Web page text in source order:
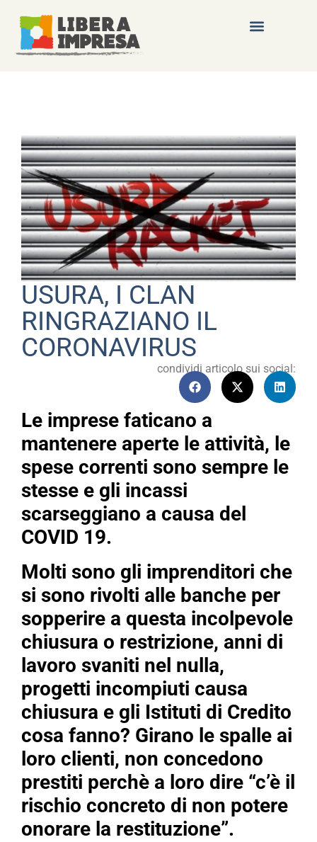
USURA, I CLAN
RINGRAZIANO IL
CORONAVIRUS
condividi articolo sui social:
Le imprese faticano a
mantenere aperte le attività, le
spese correnti sono sempre le
stesse e gli incassi
scarseggiano a causa del
COVID 19.
Molti sono gli imprenditori che
si sono rivolti alle banche per
sopperire a questa incolpevole
chiusura o restrizione, anni di
lavoro svaniti nel nulla,
progetti incompiuti causa
chiusura e gli Istituti di Credito
cosa fanno? Girano le spalle ai
loro clienti, non concedono
prestiti perchè a loro dire “c’è il
rischio concreto di non potere
onorare la restituzione”.